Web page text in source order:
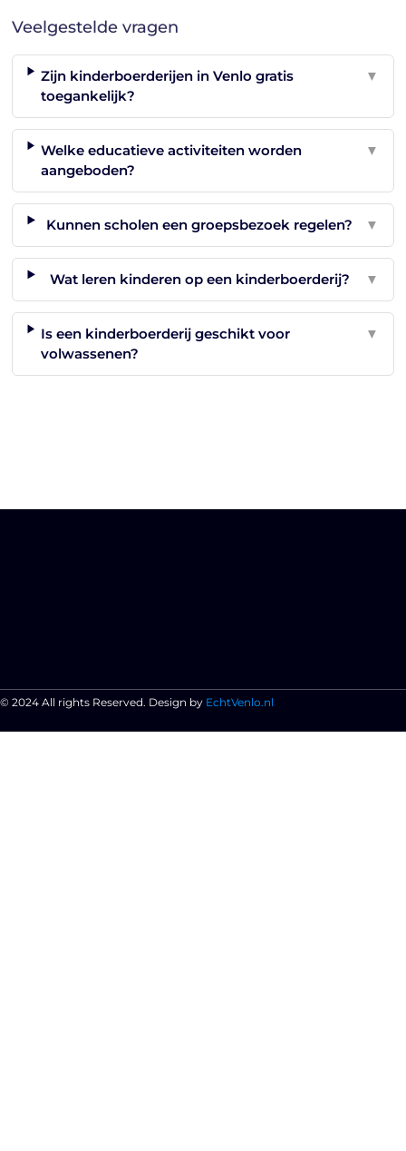
Veelgestelde vragen
Zijn kinderboerderijen in Venlo gratis
toegankelijk?
▼
Welke educatieve activiteiten worden
aangeboden?
▼
Kunnen scholen een groepsbezoek regelen? ▼
Wat leren kinderen op een kinderboerderij? ▼
Is een kinderboerderij geschikt voor
volwassenen?
▼
© 2024 All rights Reserved. Design by EchtVenlo.nl